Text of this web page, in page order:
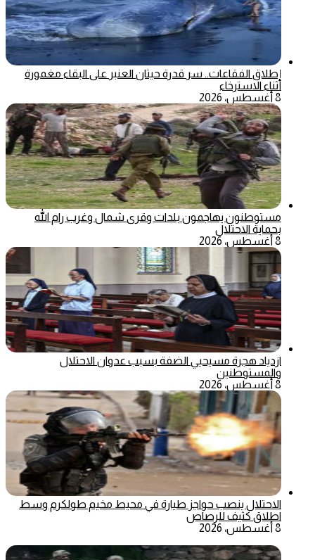
إطلاق الفقاعات.. سر قدرة حيتان العنبر على البقاء مغمورة
أثناء الاسترخاء
8 أغسطس، 2026
مستوطنون يهاجمون بلدات وقرى شمال وغرب رام الله
بحماية الاحتلال
8 أغسطس، 2026
ازدياد هجرة مسيحيي الضفة بسبب عدوان الاحتلال
والمستوطنين
8 أغسطس، 2026
الاحتلال ينصب حواجز طيارة في محيط مخيم طولكرم وسط
اطلاق كثيف للرصاص
8 أغسطس، 2026